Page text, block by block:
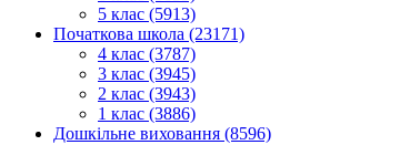
5 клас (5913)
Початкова школа (23171)
4 клас (3787)
3 клас (3945)
2 клас (3943)
1 клас (3886)
Дошкільне виховання (8596)